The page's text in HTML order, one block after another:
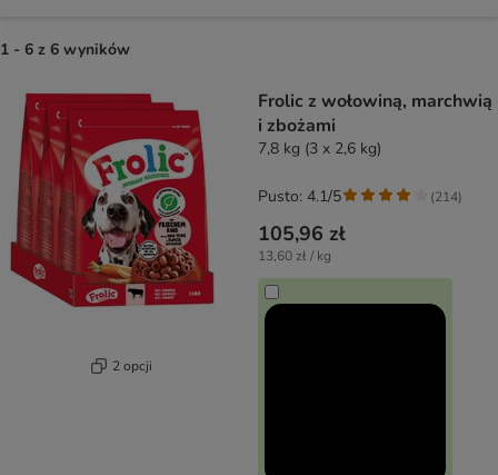
1 - 6 z 6 wyników
2 opcji
Frolic z wołowiną, marchwią
i zbożami
7,8 kg (3 x 2,6 kg)
105,96 zł
13,60 zł / kg
Pusto: 4.1/5 (214)